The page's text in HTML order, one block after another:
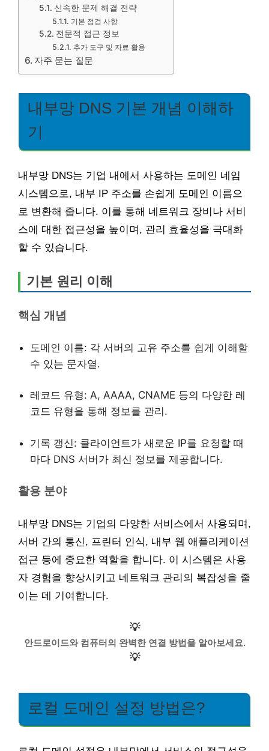
신속한 문제 해결 전략
기본 점검 사항
전문적 접근 정보
추가 도구 및 자료 활용
자주 묻는 질문
내부망 DNS 기본 개념 이해하
기
내부망 DNS는 기업 내에서 사용하는 도메인 네임
시스템으로, 내부 IP 주소를 손쉽게 도메인 이름으
로 변환해 줍니다. 이를 통해 네트워크 장비나 서비
스에 대한 접근성을 높이며, 관리 효율성을 극대화
할 수 있습니다.
기본 원리 이해
핵심 개념
도메인 이름: 각 서버의 고유 주소를 쉽게 이해할
수 있는 문자열.
레코드 유형: A, AAAA, CNAME 등의 다양한 레
코드 유형을 통해 정보를 관리.
기록 갱신: 클라이언트가 새로운 IP를 요청할 때
마다 DNS 서버가 최신 정보를 제공합니다.
활용 분야
내부망 DNS는 기업의 다양한 서비스에서 사용되며,
서버 간의 통신, 프린터 인식, 내부 웹 애플리케이션
접근 등에 중요한 역할을 합니다. 이 시스템은 사용
자 경험을 향상시키고 네트워크 관리의 복잡성을 줄
이는 데 기여합니다.
💡
안드로이드와 컴퓨터의 완벽한 연결 방법을 알아보세요.
💡
로컬 도메인 설정 방법은?